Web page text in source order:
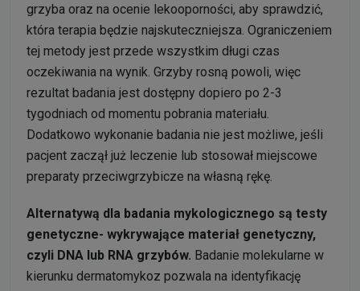
grzyba oraz na ocenie lekooporności, aby sprawdzić,
która terapia będzie najskuteczniejsza. Ograniczeniem
tej metody jest przede wszystkim długi czas
oczekiwania na wynik. Grzyby rosną powoli, więc
rezultat badania jest dostępny dopiero po 2-3
tygodniach od momentu pobrania materiału.
Dodatkowo wykonanie badania nie jest możliwe, jeśli
pacjent zaczął już leczenie lub stosował miejscowe
preparaty przeciwgrzybicze na własną rękę.
Alternatywą dla badania mykologicznego są testy
genetyczne- wykrywające materiał genetyczny,
czyli DNA lub RNA grzybów. Badanie molekularne w
kierunku dermatomykoz pozwala na identyfikację